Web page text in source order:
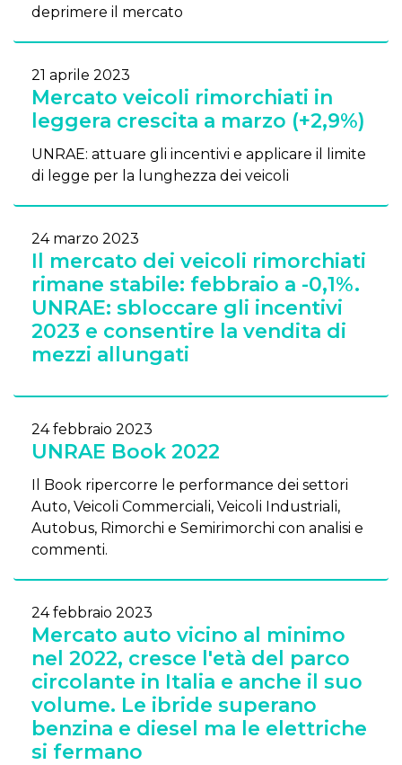
deprimere il mercato
21 aprile 2023
Mercato veicoli rimorchiati in
leggera crescita a marzo (+2,9%)
UNRAE: attuare gli incentivi e applicare il limite
di legge per la lunghezza dei veicoli
24 marzo 2023
Il mercato dei veicoli rimorchiati
rimane stabile: febbraio a -0,1%.
UNRAE: sbloccare gli incentivi
2023 e consentire la vendita di
mezzi allungati
24 febbraio 2023
UNRAE Book 2022
Il Book ripercorre le performance dei settori
Auto, Veicoli Commerciali, Veicoli Industriali,
Autobus, Rimorchi e Semirimorchi con analisi e
commenti.
24 febbraio 2023
Mercato auto vicino al minimo
nel 2022, cresce l'età del parco
circolante in Italia e anche il suo
volume. Le ibride superano
benzina e diesel ma le elettriche
si fermano